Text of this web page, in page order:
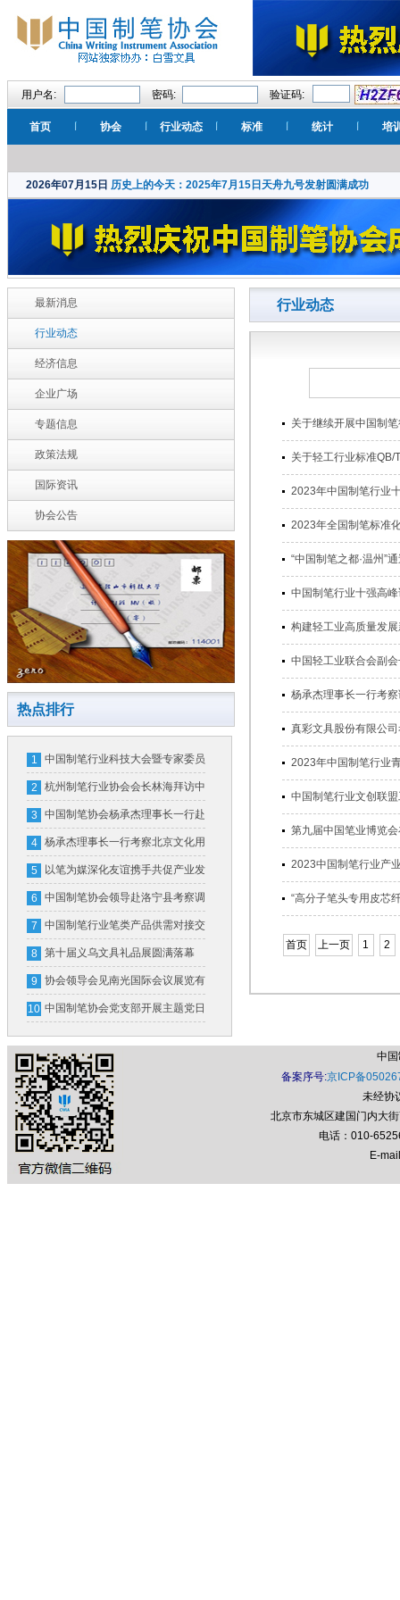
用户名: 密码: 验证码:
首页 协会 行业动态 标准 统计 培
2026年07月15日 历史上的今天：2025年7月15日天舟九号发射圆满成功
最新消息
行业动态
经济信息
企业广场
专题信息
政策法规
国际资讯
协会公告
热点排行
1 中国制笔行业科技大会暨专家委员
会换届大会在北京隆重召开
2 杭州制笔行业协会会长林海拜访中
国制笔协会
3 中国制笔协会杨承杰理事长一行赴
横琴粤澳深度合作区和广东省文化
用品行业协会考察交流
4 杨承杰理事长一行考察北京文化用
品行业协会并开展座谈交流
5 以笔为媒深化友谊携手共促产业发
展
6 中国制笔协会领导赴洛宁县考察调
研
7 中国制笔行业笔类产品供需对接交
流会在义乌成功举办
8 第十届义乌文具礼品展圆满落幕
首届制笔文具工业展全新亮相
9 协会领导会见南光国际会议展览有
限公司领导一行
10 中国制笔协会党支部开展主题党日
活动
行业动态
关于继续开展中国制
关于轻工行业标准
2023年中国制笔行业
2023年全国制笔标准
“中国制笔之都·温州”
中国制笔行业十强高
构建轻工业高质量发
中国轻工业联合会副
杨承杰理事长一行考
真彩文具股份有限公
2023年中国制笔行业
中国制笔行业文创联
第九届中国笔业博览
2023中国制笔行业产
“高分子笔头专用皮芯
首页 上一页 1 2
中
备案序号:京ICP备
未经协
北京市东城区建国门内大
电话：010-
E-